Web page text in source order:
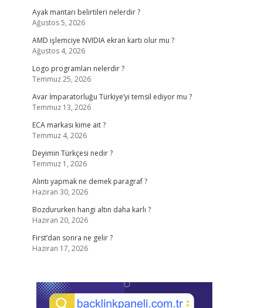
Ayak mantarı belirtileri nelerdir ?
Ağustos 5, 2026
AMD işlemciye NVIDIA ekran kartı olur mu ?
Ağustos 4, 2026
Logo programları nelerdir ?
Temmuz 25, 2026
Avar İmparatorluğu Türkiye’yi temsil ediyor mu ?
Temmuz 13, 2026
ECA markası kime ait ?
Temmuz 4, 2026
Deyimin Türkçesi nedir ?
Temmuz 1, 2026
Alıntı yapmak ne demek paragraf ?
Haziran 30, 2026
Bozdururken hangi altın daha karlı ?
Haziran 20, 2026
First’dan sonra ne gelir ?
Haziran 17, 2026